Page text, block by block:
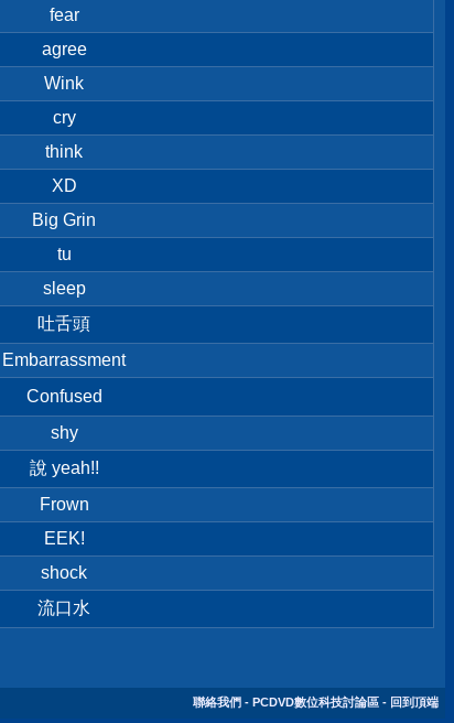
fear
agree
Wink
cry
think
XD
Big Grin
tu
sleep
吐舌頭
Embarrassment
Confused
shy
說 yeah!!
Frown
EEK!
shock
流口水
聯絡我們 - PCDVD數位科技討論區 - 回到頂端